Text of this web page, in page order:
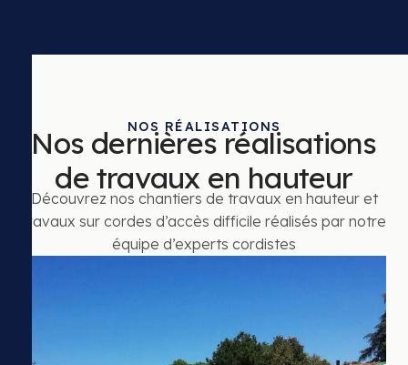
NOS RÉALISATIONS
Nos dernières réalisations
de travaux en hauteur
Découvrez nos chantiers de travaux en hauteur et
travaux sur cordes d’accès difficile réalisés par notre
équipe d’experts cordistes